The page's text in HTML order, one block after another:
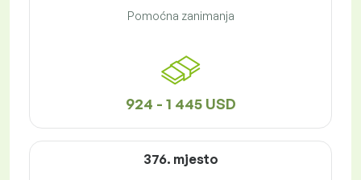
Pomoćna zanimanja
924 - 1 445 USD
376. mjesto